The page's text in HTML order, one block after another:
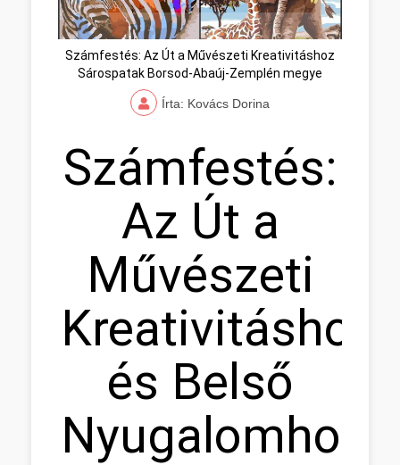
Számfestés: Az Út a Művészeti Kreativitáshoz
Sárospatak Borsod-Abaúj-Zemplén megye
Írta: Kovács Dorina
Számfestés:
Az Út a
Művészeti
Kreativitáshoz
és Belső
Nyugalomhoz